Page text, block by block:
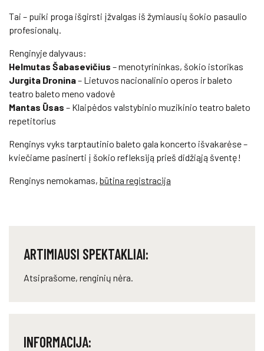
Tai – puiki proga išgirsti įžvalgas iš žymiausių šokio pasaulio
profesionalų.
Renginyje dalyvaus:
Helmutas Šabasevičius – menotyrininkas, šokio istorikas
Jurgita Dronina– Lietuvos nacionalinio operos ir baleto
teatro baleto meno vadovė
Mantas Ūsas – Klaipėdos valstybinio muzikinio teatro baleto
repetitorius
Renginys vyks tarptautinio baleto gala koncerto išvakarėse –
kviečiame pasinerti į šokio refleksiją prieš didžiąją šventę!
Renginys nemokamas, būtina registracija
ARTIMIAUSI SPEKTAKLIAI:
Atsiprašome, renginių nėra.
INFORMACIJA: